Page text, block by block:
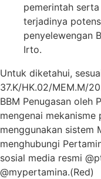
pemerintah
terjadinya
penyelewengan
Irto.
Untuk diketahui,
37.K/HK.02/MEM.M/
BBM Penugasan oleh
mengenai
menggunakan sistem
menghubungi
sosial media resmi
@mypertamina.(Red)